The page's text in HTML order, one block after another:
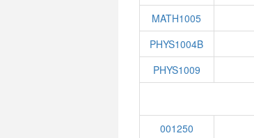
MATH1005
PHYS1004B
PHYS1009
001250